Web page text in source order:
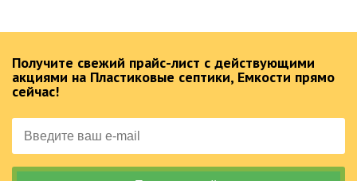
Получите свежий прайс-лист с действующими
акциями на Пластиковые септики, Емкости прямо
сейчас!